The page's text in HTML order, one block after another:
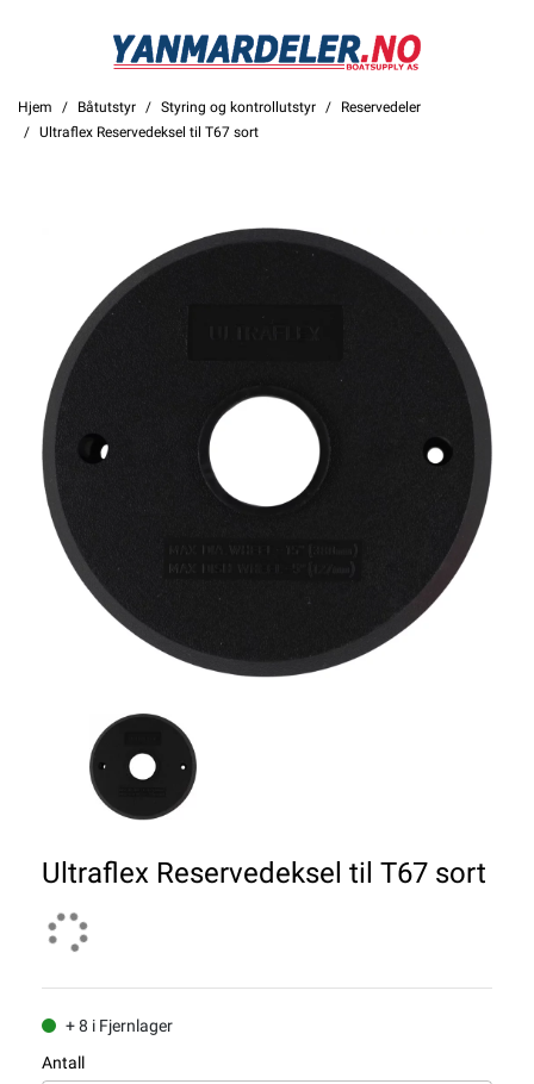
Hjem Båtutstyr Styring og kontrollutstyr
Reservedeler
Ultraflex Reservedeksel til T67 sort
Ultraflex Reservedeksel til T67 sort
+ 8 i Fjernlager
Antall